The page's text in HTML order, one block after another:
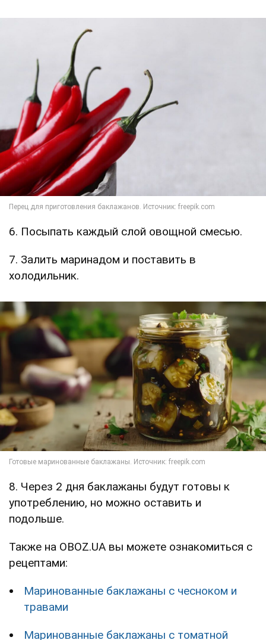
6. Посыпать каждый слой овощной смесью.
7. Залить маринадом и поставить в
холодильник.
8. Через 2 дня баклажаны будут готовы к
употреблению, но можно оставить и
подольше.
Также на OBOZ.UA вы можете ознакомиться с
рецептами:
Маринованные баклажаны с чесноком и
травами
Маринованные баклажаны с томатной